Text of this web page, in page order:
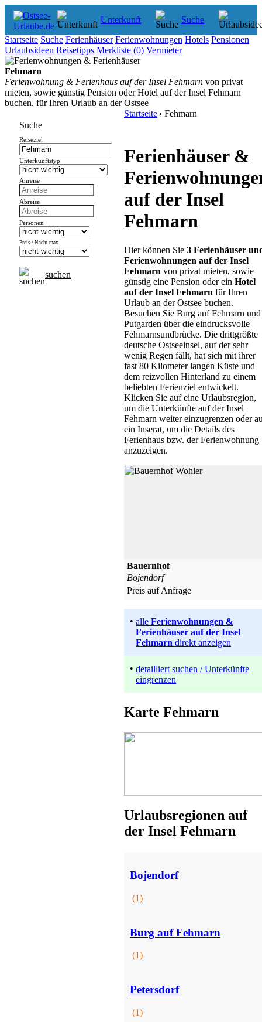
Unterkunft Suche
Startseite Suche Ferienhäuser Ferienwohnungen Hotels Pensionen
Urlaubsideen Reisetipps Merkliste (0) Vermieter
Fehmarn
Ferienwohnung & Ferienhaus auf der Insel Fehmarn von privat
mieten, sowie günstig Pension oder Hotel auf der Insel Fehmarn
buchen, für Ihren Urlaub an der Ostsee
Suche
Reiseziel
Unterkunftstyp
Anreise
Abreise
Personen
Preis / Nacht max.
suchen
Startseite › Fehmarn
Ferienhäuser &
auf der Insel
Fehmarn
Hier können Sie 3 Ferienhäuser
Ferienwohnungen auf der Insel
Fehmarn von privat mieten, sowie
günstig eine Pension oder ein Hotel
auf der Insel Fehmarn für Ihren
Urlaub an der Ostsee buchen.
Besuchen Sie Burg auf Fehmarn und
Putgarden über die eindrucksvolle
Fehmarnsundbrücke. Die drittgrößte
deutsche Ostseeinsel, auf der sehr
wenig Regen fällt, hat sich mit ihrer
fast 80 Kilometer langen Küste und
dem reizvollen Hinterland zu einem
beliebten Ferienziel entwickelt.
Klicken Sie auf eine Urlaubsregion,
um die Unterkünfte auf der Insel
Fehmarn weiter einzugrenzen oder
ein Inserat, um die Details des
Ferienhaus bzw. der Ferienwohnung
anzuzeigen.
Bauernhof
Bojendorf
Preis auf Anfrage
Petersdorf
Kellenhusen
• alle Ferienwohnungen &
Ferienhäuser auf der Insel
Fehmarn direkt anzeigen
• detailliert suchen / Unterkünfte
eingrenzen
Karte Fehmarn
Urlaubsregionen auf
der Insel Fehmarn
Bojendorf
(1)
Burg auf Fehmarn
(1)
Petersdorf
(1)